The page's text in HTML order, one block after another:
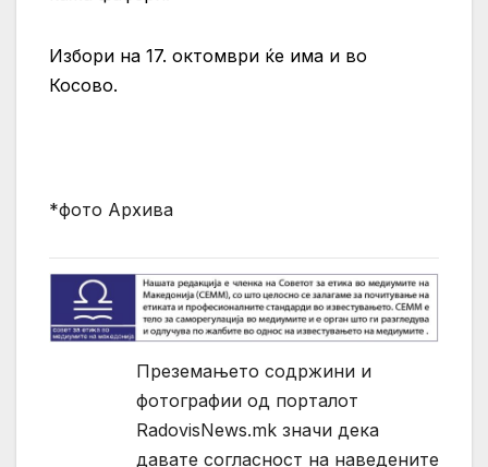
Избори на 17. октомври ќе има и во
Косово.
*фото Архива
Преземањето содржини и
фотографии од порталот
RadovisNews.mk значи дека
давате согласност на нaведените